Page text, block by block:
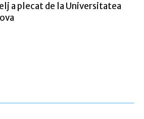
a plecat de la Universitatea